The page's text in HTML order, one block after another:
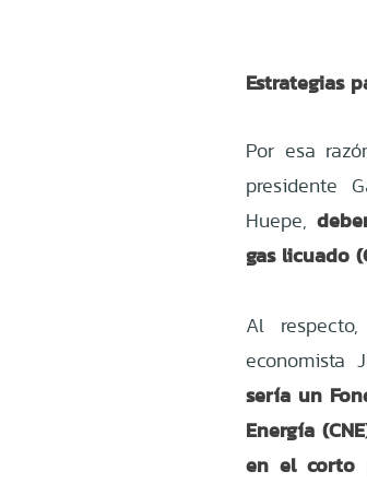
Estrategias
Por esa
presidente
Huepe,
gas licuado
Al
economista
sería un
Energía
en el corto